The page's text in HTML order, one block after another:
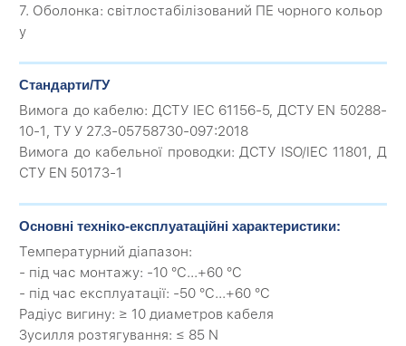
7. Оболонка: світлостабілізований ПЕ чорного кольор
у
Стандарти/ТУ
Вимога до кабелю: ДСТУ IEC 61156-5, ДСТУ EN 50288-
10-1, ТУ У 27.3-05758730-097:2018
Вимога до кабельної проводки: ДСТУ ISO/IEC 11801, Д
СТУ EN 50173-1
Основні техніко-експлуатаційні характеристики:
Температурний діапазон:
- під час монтажу: -10 °C...+60 °C
- під час експлуатації: -50 °C...+60 °C
Радіус вигину: ≥ 10 диаметров кабеля
Зусилля розтягування: ≤ 85 N